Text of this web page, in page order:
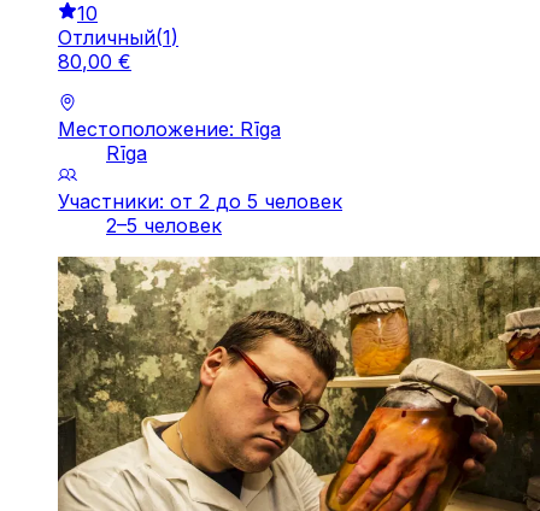
10
Отличный(1)
80,00 €
Местоположение: Rīga
Rīga
Участники: от 2 до 5 человек
2–5 человек